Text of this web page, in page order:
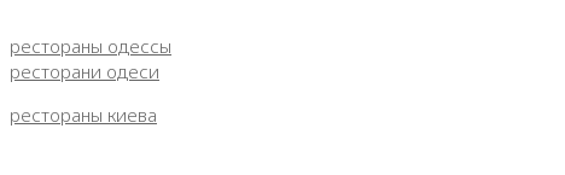
рестораны одессы
ресторани одеси
рестораны киева